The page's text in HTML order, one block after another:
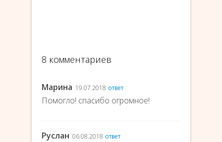
8 комментариев
Марина 19.07.2018 ответ
Помогло! спасибо огромное!
Руслан 06.08.2018 ответ